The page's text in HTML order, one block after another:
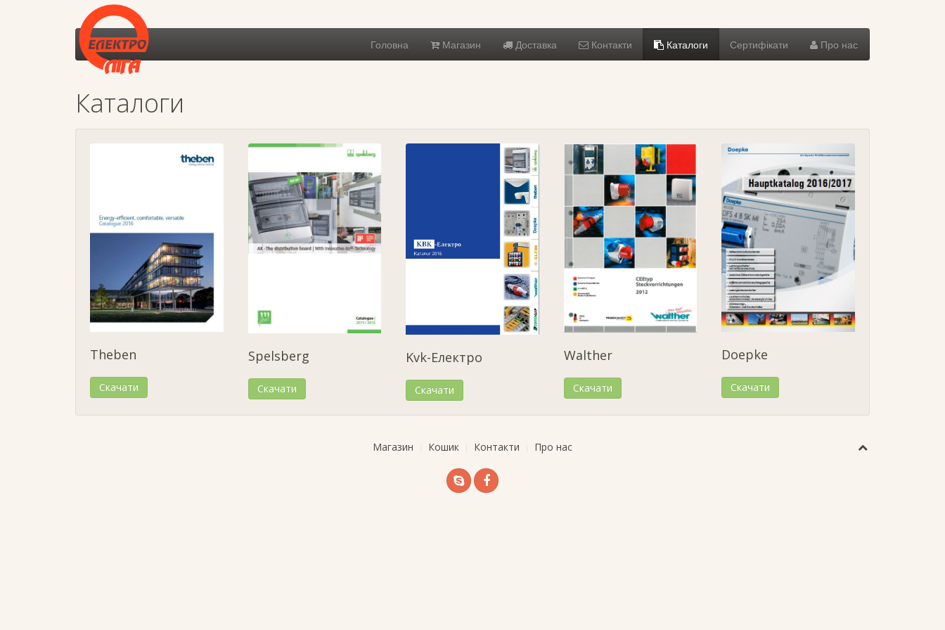
Головна Магазин Доставка Контакти Каталоги Сертифікати Про нас
Каталоги
Theben
Скачати
Spelsberg
Скачати
Kvk-Електро
Скачати
Walther
Скачати
Doepke
Скачати
Магазин Кошик Контакти Про нас